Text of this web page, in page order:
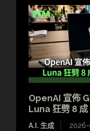
OpenAI 宣佈
Luna 狂劈 8
A.I. 生成 2026-